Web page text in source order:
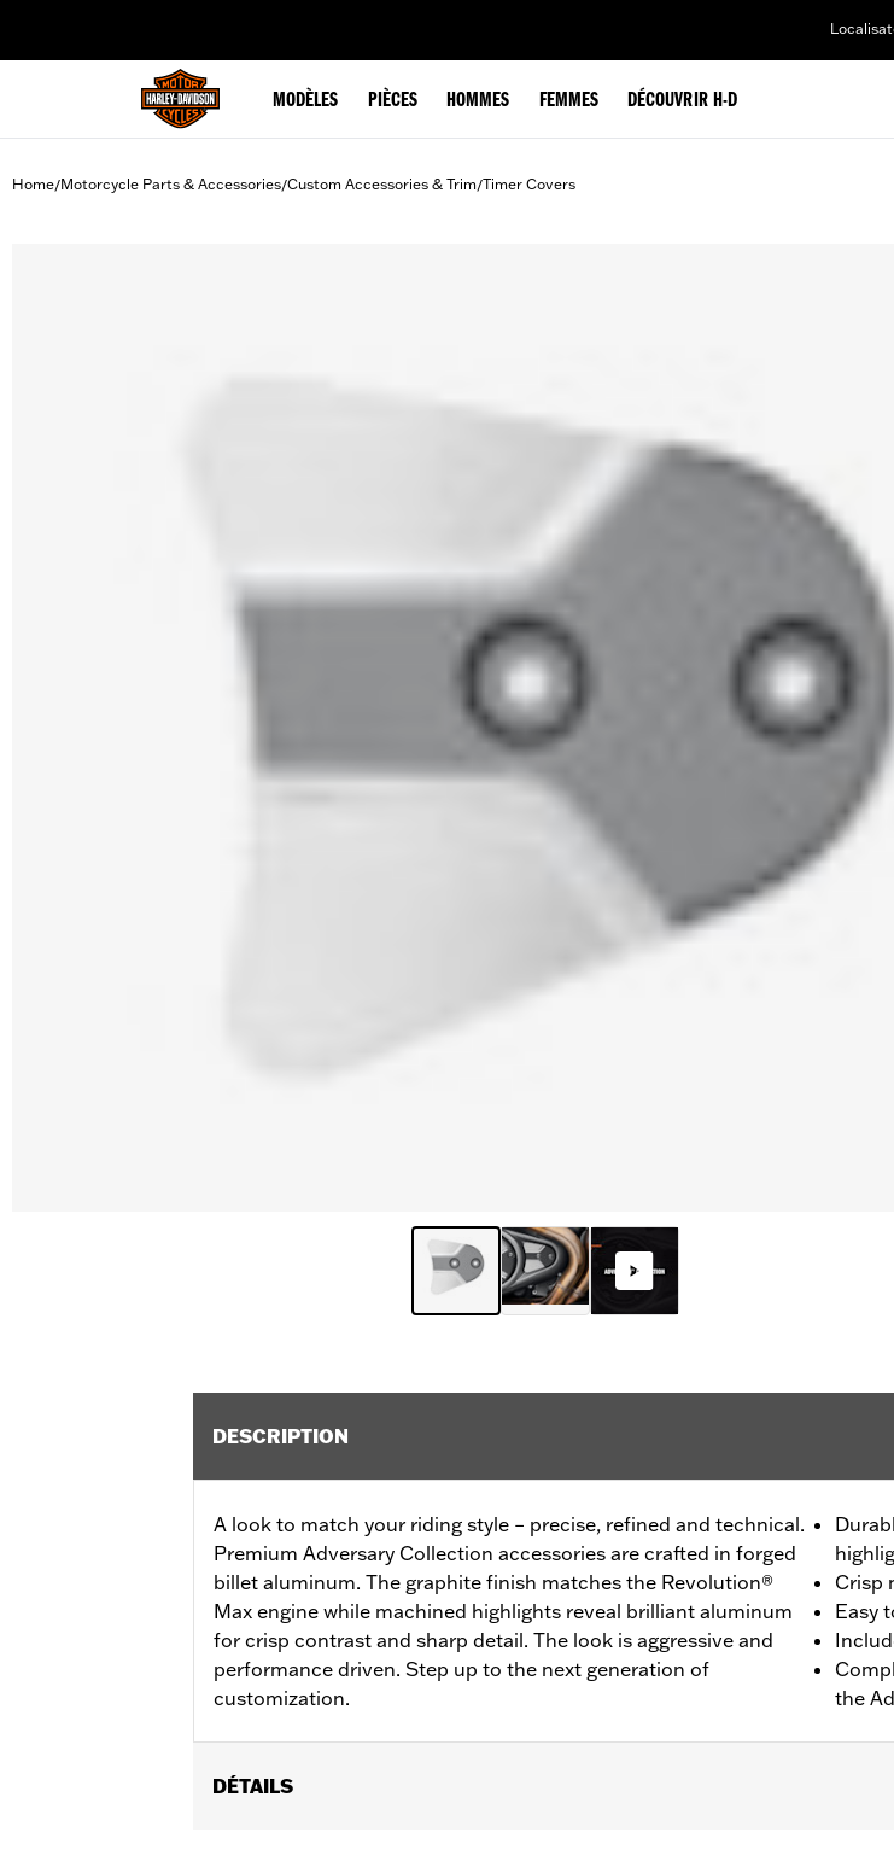
MODÈLES PIÈCES HOMMES FEMMES DÉCOUVRIR H-D
Home/Motorcycle Parts & Accessories/Custom Accessories & Trim/Timer Covers
DESCRIPTION
A look to match your riding style – precise, refined and technical.
Premium Adversary Collection accessories are crafted in forged
billet aluminum. The graphite finish matches the Revolution®
Max engine while machined highlights reveal brilliant aluminum
for crisp contrast and sharp detail. The look is aggressive and
performance driven. Step up to the next generation of
customization.
Crisp
Easy
the
DÉTAILS